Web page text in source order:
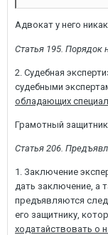
Адвокат у него
Статья 195. Порядок
2. Судебная
судебными
обладающих
Грамотный
Статья 206.
1. Заключение
дать заключение, а
предъявляются
его защитнику,
ходатайствовать о